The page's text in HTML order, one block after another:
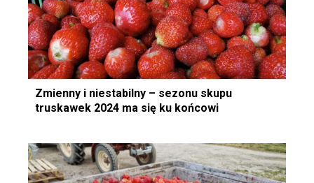
Zmienny i niestabilny – sezonu skupu
truskawek 2024 ma się ku końcowi